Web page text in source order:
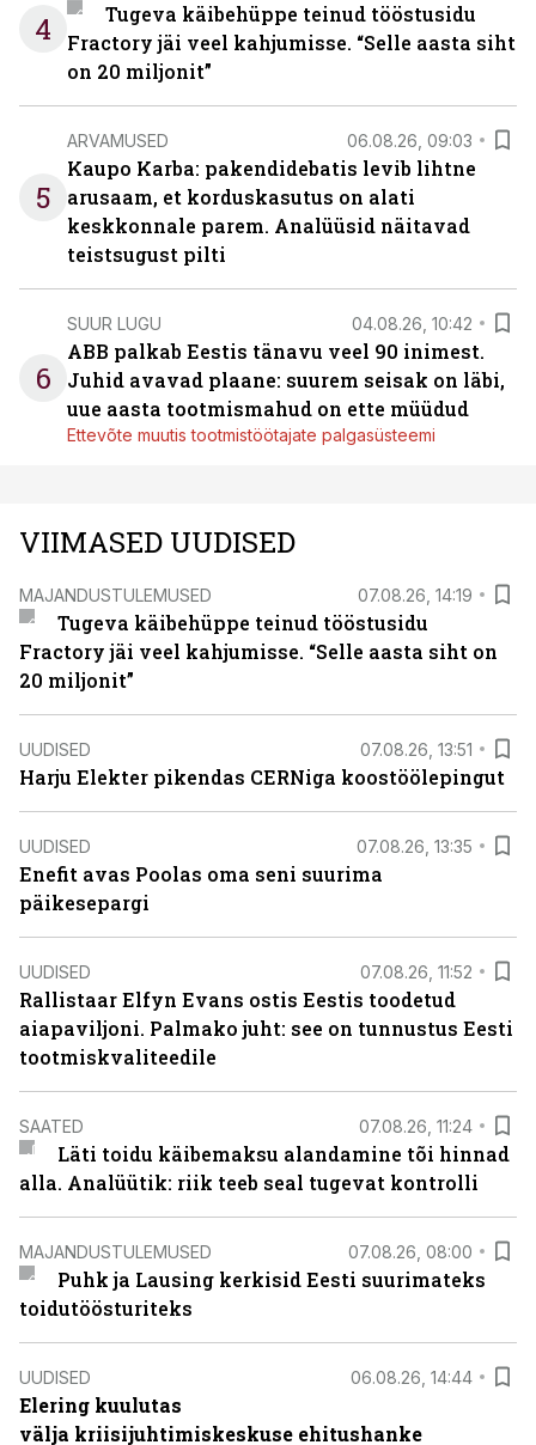
4
Tugeva käibehüppe teinud tööstusidu
Fractory jäi veel kahjumisse. “Selle aasta siht
on 20 miljonit”
5
ARVAMUSED 06.08.26, 09:03
Kaupo Karba: pakendidebatis levib lihtne
arusaam, et korduskasutus on alati
keskkonnale parem. Analüüsid näitavad
teistsugust pilti
6
SUUR LUGU 04.08.26, 10:42
ABB palkab Eestis tänavu veel 90 inimest.
Juhid avavad plaane: suurem seisak on läbi,
uue aasta tootmismahud on ette müüdud
Ettevõte muutis tootmistöötajate palgasüsteemi
VIIMASED UUDISED
MAJANDUSTULEMUSED 07.08.26, 14:19
Tugeva käibehüppe teinud tööstusidu
Fractory jäi veel kahjumisse. “Selle aasta siht on
20 miljonit”
UUDISED 07.08.26, 13:51
Harju Elekter pikendas CERNiga koostöölepingut
UUDISED 07.08.26, 13:35
Enefit avas Poolas oma seni suurima
päikesepargi
UUDISED 07.08.26, 11:52
Rallistaar Elfyn Evans ostis Eestis toodetud
aiapaviljoni. Palmako juht: see on tunnustus Eesti
tootmiskvaliteedile
SAATED 07.08.26, 11:24
Läti toidu käibemaksu alandamine tõi hinnad
alla. Analüütik: riik teeb seal tugevat kontrolli
MAJANDUSTULEMUSED 07.08.26, 08:00
Puhk ja Lausing kerkisid Eesti suurimateks
toidutöösturiteks
UUDISED 06.08.26, 14:44
Elering kuulutas
välja kriisijuhtimiskeskuse ehitushanke